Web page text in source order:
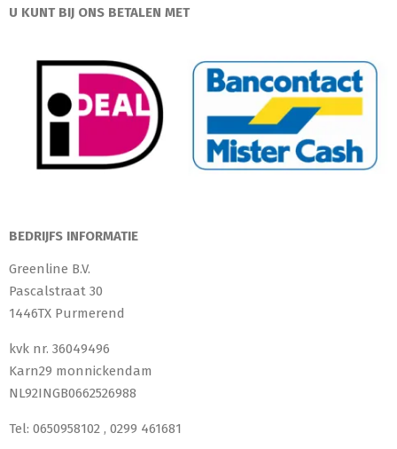
U KUNT BIJ ONS BETALEN MET
BEDRIJFS INFORMATIE
Greenline B.V.
Pascalstraat 30
1446TX Purmerend
kvk nr. 36049496
Karn29 monnickendam
NL92INGB0662526988
Tel: 0650958102 , 0299 461681